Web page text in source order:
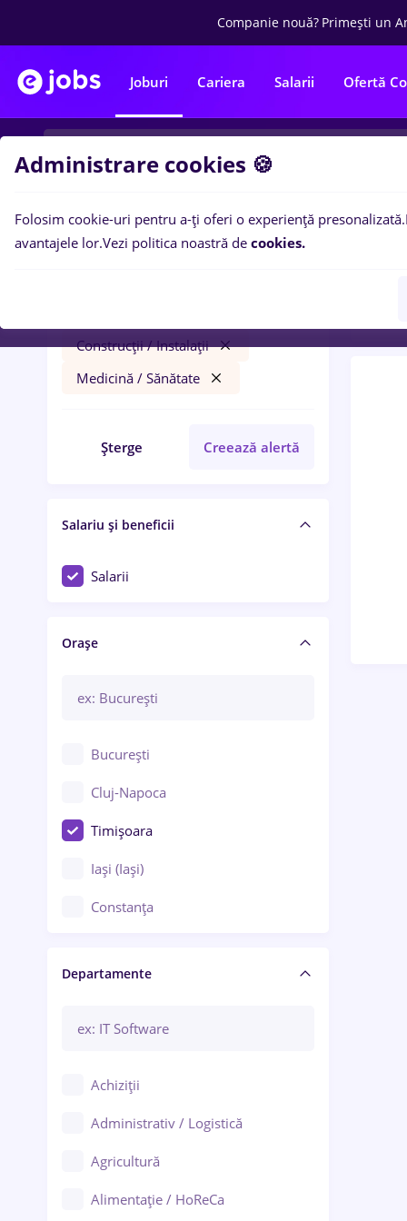
Companie nouă? Primești un
Joburi Cariera Salarii Ofertă
Filtre
Construcții / Instalații
Medicină / Sănătate
Șterge Creează alertă
Salariu și beneficii
Salarii
Orașe
București
Cluj-Napoca
Timișoara
Iași (Iași)
Constanța
Brașov
Bacău
Galați (Galați)
Ploiești
Departamente
Achiziții
Administrativ / Logistică
Agricultură
Alimentație / HoReCa
0
Administrare cookies 🍪
Folosim cookie-uri pentru a-ți oferi o experiență presonalizată.
avantajele lor.Vezi politica noastră de cookies.